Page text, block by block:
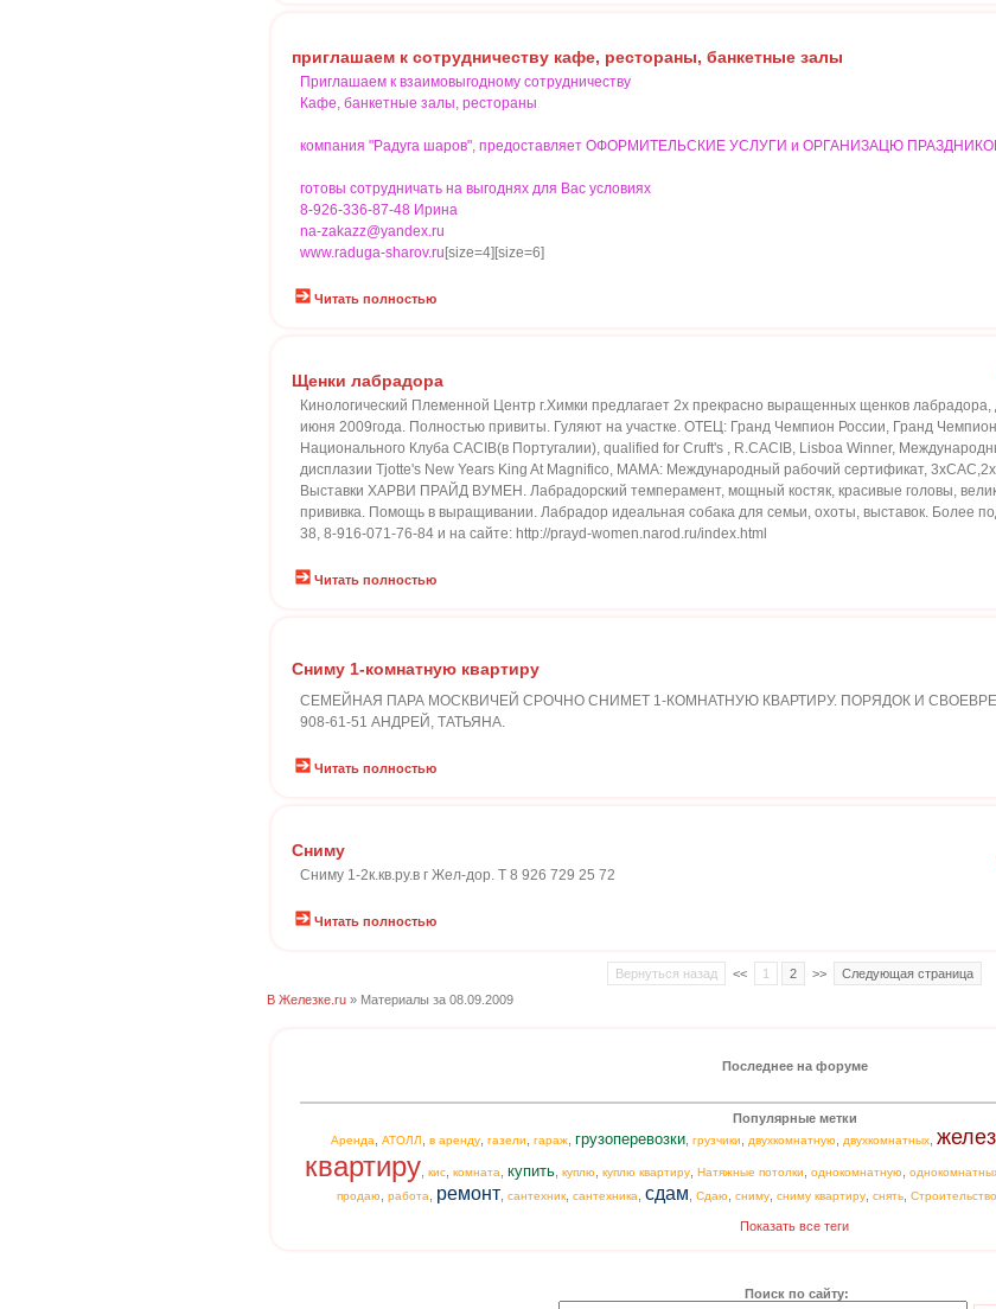
приглашаем к сотрудничеству кафе, рестораны, банкетные залы
Приглашаем к взаимовыгодному сотрудничеству
Кафе, банкетные залы, рестораны
компания "Радуга шаров", предоставляет ОФОРМИТЕЛЬСКИЕ УСЛУГИ и ОРГАНИЗАЦЮ
готовы сотрудничать на выгоднях для Вас условиях
8-926-336-87-48 Ирина
na-zakazz@yandex.ru
www.raduga-sharov.ru [size=4][size=6]
Читать полностью
Щенки лабрадора
Кинологический Племенной Центр г.Химки предлагает 2х прекрасно выращенных щенков лабрадора,
июня 2009года. Полностью привиты. Гуляют на участке. ОТЕЦ: Гранд Чемпион России, Гранд
Национального Клуба CACIB(в Португалии), qualified for Cruft's , R.CACIB, Lisboa Winner,
дисплазии Tjotte's New Years King At Magnifico, МАМА: Международный рабочий сертификат,
Выставки ХАРВИ ПРАЙД ВУМЕН. Лабрадорский темперамент, мощный костяк, красивые головы,
прививка. Помощь в выращивании. Лабрадор идеальная собака для семьи, охоты, выставок. Более
38, 8-916-071-76-84 и на сайте: http://prayd-women.narod.ru/index.html
Читать полностью
Сниму 1-комнатную квартиру
СЕМЕЙНАЯ ПАРА МОСКВИЧЕЙ СРОЧНО СНИМЕТ 1-КОМНАТНУЮ КВАРТИРУ. ПОРЯДОК И
908-61-51 АНДРЕЙ, ТАТЬЯНА.
Читать полностью
Сниму
Сниму 1-2к.кв.ру.в г Жел-дор. Т 8 926 729 25 72
Читать полностью
Вернуться назад << 1 2 >>
Следующая страница
В Железке.ru » Материалы за 08.09.2009
Последнее на форуме
Популярные метки
Аренда АТОЛЛ в аренду, газели гараж, грузоперевозки, грузчики двухкомнатную двухкомнатных,
квартиру кис комната купить куплю куплю квартиру Натяжные потолки однокомнатную
продаю работа ремонт сантехник сантехника сдам Сдаю сниму сниму квартиру снять Строительство
Показать все теги
Поиск по сайту: